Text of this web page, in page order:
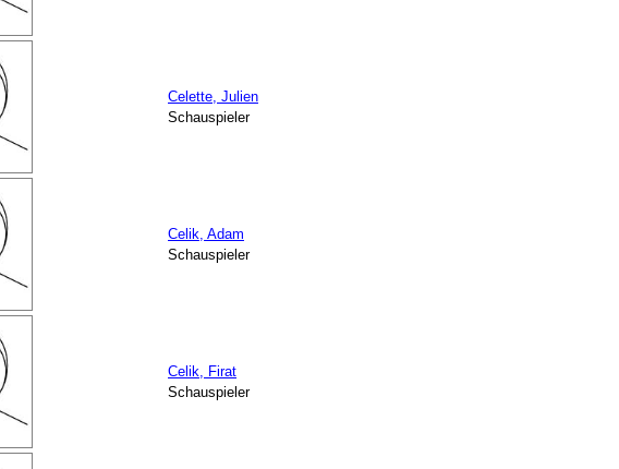
Celette, Julien
Schauspieler
Celik, Adam
Schauspieler
Celik, Firat
Schauspieler